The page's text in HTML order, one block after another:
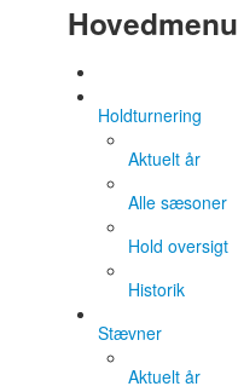
Hovedmenu
Holdturnering
Aktuelt år
Alle sæsoner
Hold oversigt
Historik
Stævner
Aktuelt år